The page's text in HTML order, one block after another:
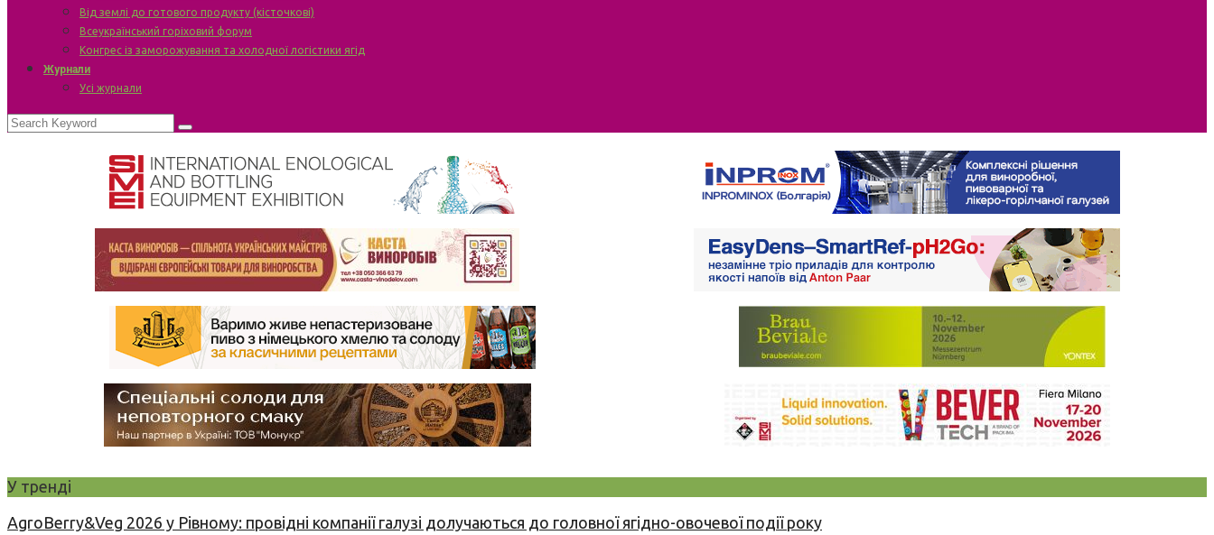
Від землі до готового продукту (кісточкові)
Всеукраїнський горіховий форум
Конгрес із заморожування та холодної логістики ягід
Журнали
Усі журнали
У тренді
AgroBerry&Veg 2026 у Рівному: провідні компанії галузі долучаються до головної ягідно-овочевої події року